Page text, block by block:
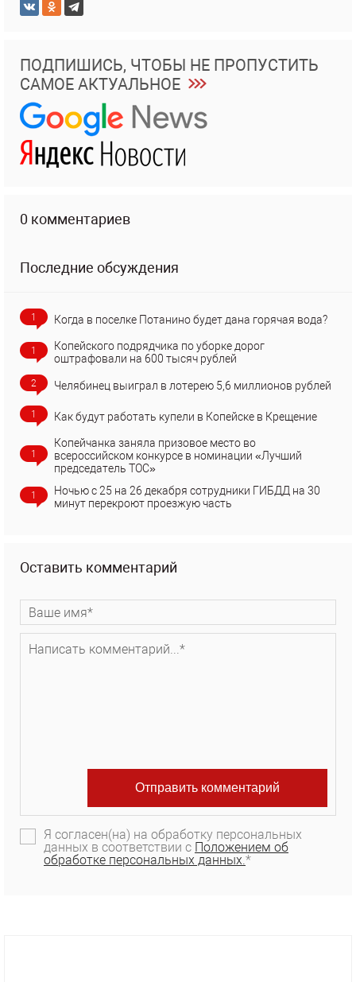
ПОДПИШИСЬ, ЧТОБЫ НЕ ПРОПУСТИТЬ
САМОЕ АКТУАЛЬНОЕ
0 комментариев
Последние обсуждения
1 Когда в поселке Потанино будет дана горячая вода?
1
Копейского подрядчика по уборке дорог
оштрафовали на 600 тысяч рублей
2 Челябинец выиграл в лотерею 5,6 миллионов рублей
1 Как будут работать купели в Копейске в Крещение
1
Копейчанка заняла призовое место во
всероссийском конкурсе в номинации «Лучший
председатель ТОС»
1
Ночью с 25 на 26 декабря сотрудники ГИБДД на 30
минут перекроют проезжую часть
Оставить комментарий
Я согласен(на) на обработку персональных
данных в соответствии с Положением об
обработке персональных данных.*